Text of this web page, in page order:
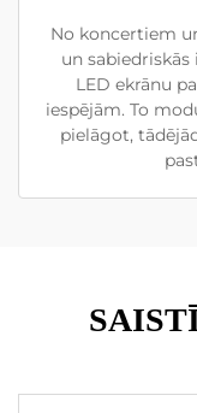
No koncertiem
un
LED ekrānu
iespējām. To
pielāgot,